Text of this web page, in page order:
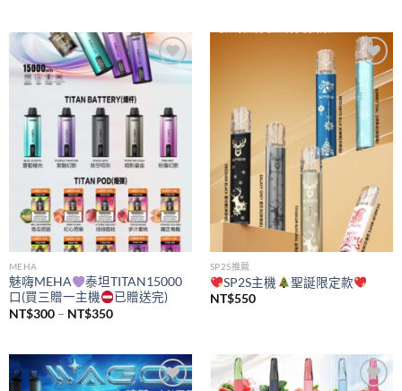
NT$200
到
NT$360
Add to
MEHA
魅嗨MEHA
泰坦TITAN15000
口(買三贈一主機
已贈送完)
NT$300 – NT$350價
NT$300
到
NT$350
Add to
wishlist
SP2S推薦
SP2S主機
聖誕限定款
NT$550